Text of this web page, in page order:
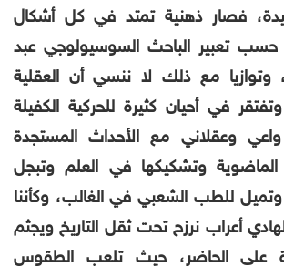
فصار ذهنية تمتد في كل أشكال
تعبير الباحث السوسيولوجي عبد
، وتوازيا مع ذلك لا ننسي أن العقلية
في أحيان كثيرة للحركية الكفيلة
وعقلاني مع الأحداث المستجدة
الماضوية وتشكيكها في العلم وتبجل
وتميل للطب الشعبي في الغالب، وكأننا
أعراب نرزح تحت ثقل التاريخ ويجثم
على الحاضر، حيث تلعب الطقوس